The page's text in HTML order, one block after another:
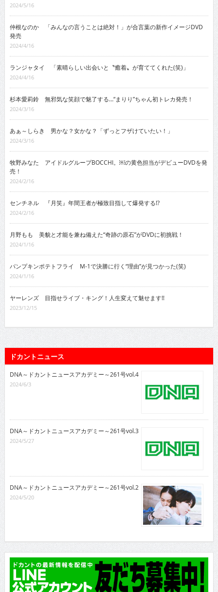
2024/5/16
仲根なのか 「みんなの言うことは絶対！」が合言葉の新作イメージDVD
発売
2024/4/16
ランジャタイ 「素晴らしい出会いと〝癒着〟が育ててくれた(笑)」
2024/4/16
杉本愛莉鈴 無邪気な笑顔で魅了する…“まりり”ちゃん初トレカ発売！
2024/3/16
あぁ～しらき 男かな？女かな？「ずっとフザけていたい！」
2024/3/16
牧野みなた アイドルグループBOCCHI。￼の黄色担当がデビューDVDを発
売！
2024/2/16
センチネル 『月笑』年間王者が極致目指して爆発する!?
2024/2/16
月野もも 美貌と才能を兼ね備えた“奇跡の原石”がDVDに初挑戦！
2024/1/16
パンプキンポテトフライ M-1で決勝に行く“理由”が見つかった(笑)
2024/1/16
ヤーレンズ 目指せライブ・キング！人生変えて魅せます!!
2023/12/15
ドカントニュース
DNA～ドカントニュースアカデミー～261号vol.4
2024/6/3
DNA～ドカントニュースアカデミー～261号vol.3
2024/5/27
DNA～ドカントニュースアカデミー～261号vol.2
2024/5/20